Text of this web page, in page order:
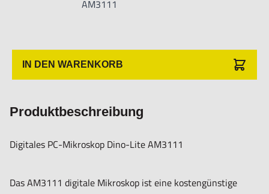
Nahaufnahmen. Die Einstellung erfolgt einfach über den
Beleuchtung:
Licht / LED-Typ: Weiß
Anzahl LEDs: 8
Infrarotfilter: IR-Sperrfilter >650 nm
Diffusor verfügbar: Nein
Polarisator: Nein
AM3111
IN DEN WARENKORB
Produktbeschreibung
Digitales PC-Mikroskop Dino-Lite AM3111
Das AM3111 digitale Mikroskop ist eine kostengünstige